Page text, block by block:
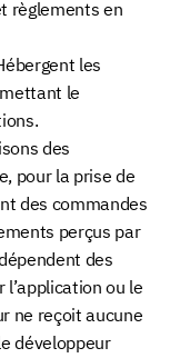
règlements en
les
le
des
pour la prise de
des commandes
perçus par
des
ou le
ne reçoit aucune
développeur